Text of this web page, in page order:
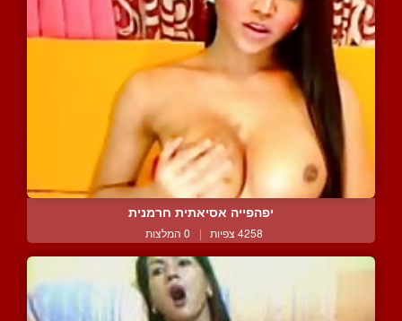
יפהפייה אסיאתית חרמנית
4258 צפיות | 0 המלצות